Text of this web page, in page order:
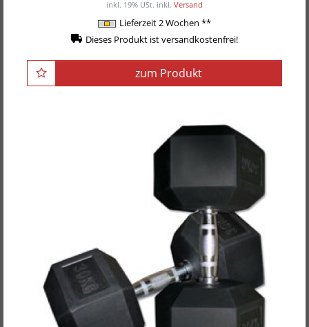
inkl. 19% USt. inkl. Versand
Lieferzeit 2 Wochen **
Dieses Produkt ist versandkostenfrei!
zum Produkt